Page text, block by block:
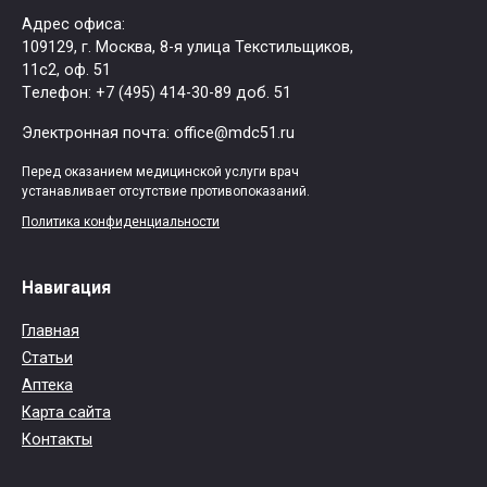
Адрес офиса:
109129, г. Москва, ​8-я улица Текстильщиков,
11с2, оф. 51
Tелефон: +7 (495) 414-30-89 доб. 51
Электронная почта: office@mdc51.ru
Перед оказанием медицинской услуги врач
устанавливает отсутствие противопоказаний.
Политика конфиденциальности
Навигация
Главная
Статьи
Аптека
Карта сайта
Контакты